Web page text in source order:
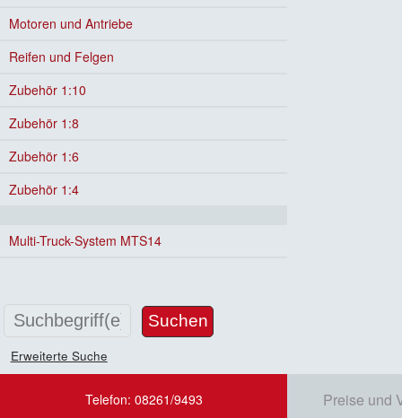
Motoren und Antriebe
Reifen und Felgen
Zubehör 1:10
Zubehör 1:8
Zubehör 1:6
Zubehör 1:4
Multi-Truck-System MTS14
Erweiterte Suche
Telefon: 08261/9493
Preise und